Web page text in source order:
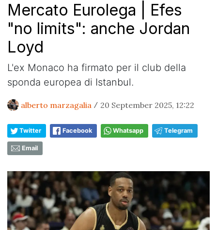
Mercato Eurolega | Efes
"no limits": anche Jordan
Loyd
L'ex Monaco ha firmato per il club della
sponda europea di Istanbul.
alberto marzagalia / 20 September 2025, 12:22
Twitter Facebook Whatsapp Telegram
Email